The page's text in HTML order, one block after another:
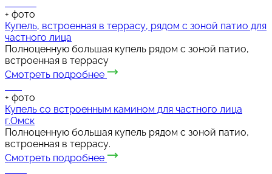
+ фото
Купель, встроенная в террасу, рядом с зоной патио для
частного лица
Полноценную большая купель рядом с зоной патио,
встроенная в террасу
Смотреть подробнее
+ фото
Купель со встроенным камином для частного лица
г.Омск
Полноценную большая купель рядом с зоной патио,
встроенная в террасу.
Смотреть подробнее